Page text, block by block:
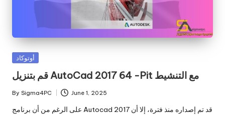
Posted
أوتوكاد
قم بتنزيل AutoCad 2017 64 -Pit مع التنشيط
Posted
By Sigma4PC June 1, 2025
على الرغم من أن برنامج Autocad 2017 قد تم إصداره منذ فترة، إلا أن